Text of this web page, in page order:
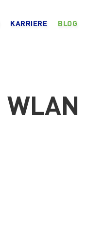
KARRIERE BLOG
WLAN